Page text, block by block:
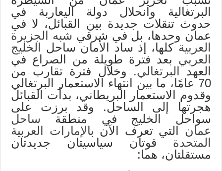
البرتغالية وانحلال دولة اليعاربة في
حدوث تنقلات جديدة بين القبائل، لا في
عمان وحدها، بل في شرقي شبه الجزيرة
العربيةكلها، إذ ساد الأمان ساحل الخليج
العربي بعد فترة طويلة من الصراع في
العهدالبرتغالي. وخلال فترة تقارب من
70 عامًا، ما بين انتهاء الاستعمار البرتغالي
وقدوم الاستعمار البريطاني، بدأت القبائل
هجرتها إلى الساحل. وقد برزت على
سواحل الخليج في منطقة ساحل
عمان التي تعرف الآن بالإمارات العربية
المتحدة قوتان سياسيتان جديدتان
مستقلتان، هما: